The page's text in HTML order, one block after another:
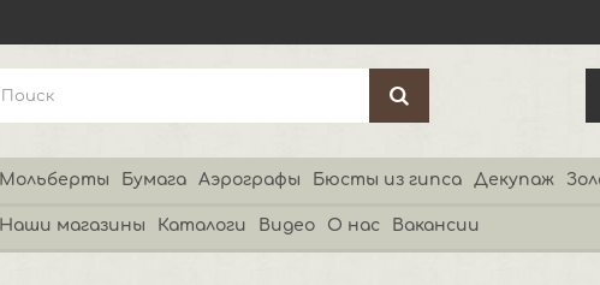
Мольберты Бумага Аэрографы Бюсты из гипса Декупаж
Наши магазины Каталоги Видео О нас Вакансии